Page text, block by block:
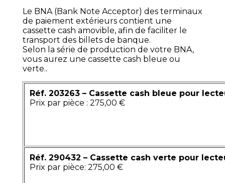
Le BNA (Bank Note Acceptor) des terminaux
de paiement extérieurs contient une
cassette cash amovible, afin de faciliter le
transport des billets de banque.
Selon la série de production de votre BNA,
vous aurez une cassette cash bleue ou
verte..
Réf. 203263 – Cassette cash bleue pour
Prix par pièce : 275,00 €
Réf. 290432 – Cassette cash verte pour
Prix par pièce: 275,00 €